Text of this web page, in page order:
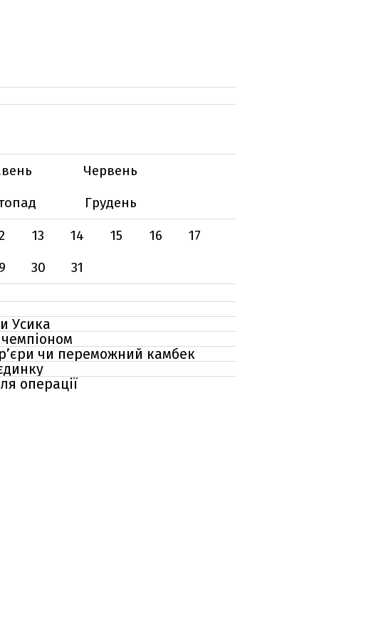
Червень
Грудень
13 14 15 16
17
30 31
Усика
чи переможний камбек
операції